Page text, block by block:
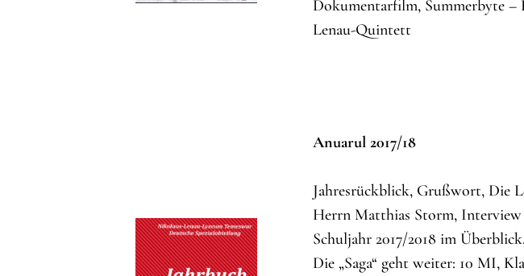
Dokumentarfilm, Summerbyte –
Lenau-Quintett
Anuarul 2017/18
Jahresrückblick, Grußwort, Die
Herrn Matthias Storm,
Schuljahr 2017/2018 im
Die „Saga“ geht weiter: 10 MI,